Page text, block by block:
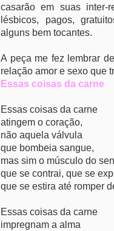
casarão em suas inter-
lésbicos, pagos,
alguns bem tocantes.
A peça me fez lembrar
relação amor e sexo que
Essas coisas da carne
Essas coisas da carne
atingem o coração,
não aquela válvula
que bombeia sangue,
mas sim o músculo do
que se contrai, que se
que se estira até romper
Essas coisas da carne
impregnam a alma